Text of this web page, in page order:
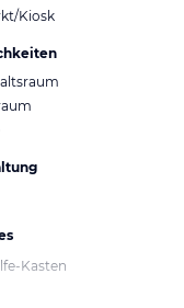
Kiosk
Kasten